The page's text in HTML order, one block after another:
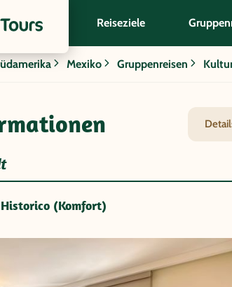
Reiseziele
Mexiko Gruppenreisen
(Komfort)